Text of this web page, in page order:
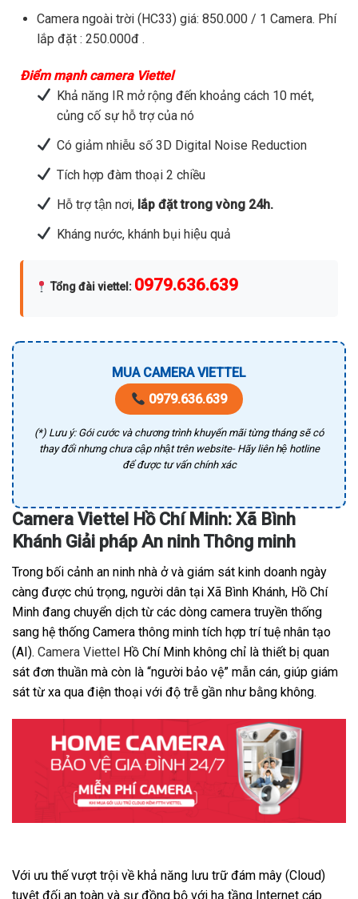
Camera ngoài trời (HC33) giá: 850.000 / 1 Camera. Phí
lắp đặt : 250.000đ .
Điểm mạnh camera Viettel
Khả năng IR mở rộng đến khoảng cách 10 mét,
củng cố sự hỗ trợ của nó
Có giảm nhiễu số 3D Digital Noise Reduction
Tích hợp đàm thoại 2 chiều
Hỗ trợ tận nơi,lắp đặt trong vòng 24h.
Kháng nước, khánh bụi hiệu quả
Tổng đài viettel : 0979.636.639
MUA CAMERA VIETTEL
0979.636.639
(*) Lưu ý: Gói cước và chương trình khuyến mãi từng tháng sẽ có
thay đổi nhưng chưa cập nhật trên website- Hãy liên hệ hotline
để được tư vấn chính xác
Camera Viettel Hồ Chí Minh: Xã Bình
Khánh Giải pháp An ninh Thông minh
Trong bối cảnh an ninh nhà ở và giám sát kinh doanh ngày
càng được chú trọng, người dân tại Xã Bình Khánh, Hồ Chí
Minh đang chuyển dịch từ các dòng camera truyền thống
sang hệ thống Camera thông minh tích hợp trí tuệ nhân tạo
(AI). Camera Viettel
Hồ Chí Minh không chỉ là thiết bị quan
sát đơn thuần mà còn là “người bảo vệ” mẫn cán, giúp giám
sát từ xa qua điện thoại với độ trễ gần như bằng không.
Với ưu thế vượt trội về khả năng lưu trữ đám mây (Cloud)
tuyệt đối an toàn và sự đồng bộ với hạ tầng Internet cáp